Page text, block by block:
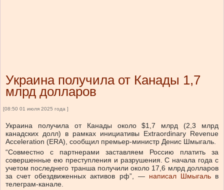
Украина получила от Канады 1,7
млрд долларов
[08:50 01 июля 2025 года ]
Украина получила от Канады около $1,7 млрд (2,3 млрд
канадских долл) в рамках инициативы Extraordinary Revenue
Acceleration (ERA), сообщил премьер-министр Денис Шмыгаль.
“Совместно с партнерами заставляем Россию платить за
совершенные ею преступления и разрушения. С начала года с
учетом последнего транша получили около 17,6 млрд долларов
за счет обездвиженных активов рф”, — написал Шмыгаль в
телеграм-канале.